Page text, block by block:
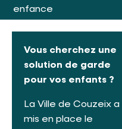
enfance
Vous cherchez une
solution de garde
pour vos enfants ?
La Ville de Couzeix a
mis en place le